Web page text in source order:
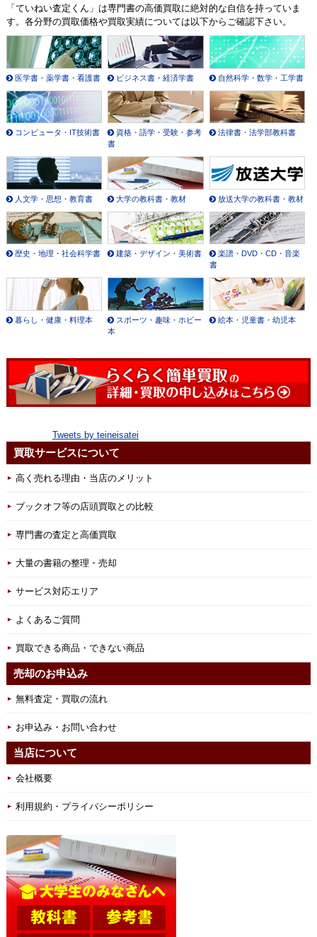
「ていねい査定くん」は専門書の高価買取に絶対的な自信を持っていま
す。各分野の買取価格や買取実績については以下からご確認下さい。
医学書・薬学書・看護書 ビジネス書・経済学書 自然科学・数学・工学書
コンピュータ・IT技術書
資格・語学・受験・参考
書
法律書・法学部教科書
人文学・思想・教育書 大学の教科書・教材 放送大学の教科書・教材
歴史・地理・社会科学書 建築・デザイン・美術書
楽譜・DVD・CD・音楽
書
暮らし・健康・料理本
スポーツ・趣味・ホビー
本
絵本・児童書・幼児本
Tweets by teineisatei
買取サービスについて
高く売れる理由・当店のメリット
ブックオフ等の店頭買取との比較
専門書の査定と高価買取
大量の書籍の整理・売却
サービス対応エリア
よくあるご質問
買取できる商品・できない商品
売却のお申込み
無料査定・買取の流れ
お申込み・お問い合わせ
当店について
会社概要
利用規約・プライバシーポリシー